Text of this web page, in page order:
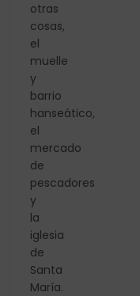
otras
cosas,
el
muelle
y
barrio
hanseático,
el
mercado
de
pescadores
y
la
iglesia
de
Santa
María.